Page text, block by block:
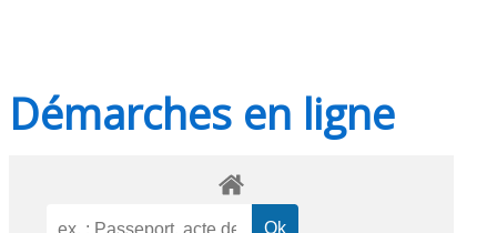
Démarches en ligne